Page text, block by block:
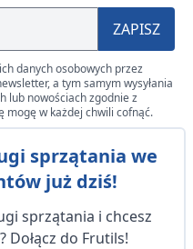
ZAPISZ
danych osobowych przez
a tym samym wysyłania
lub nowościach zgodnie z
mogę w każdej chwili cofnąć.
sprzątania we
już dziś!
sprzątania i chcesz
do Frutils!